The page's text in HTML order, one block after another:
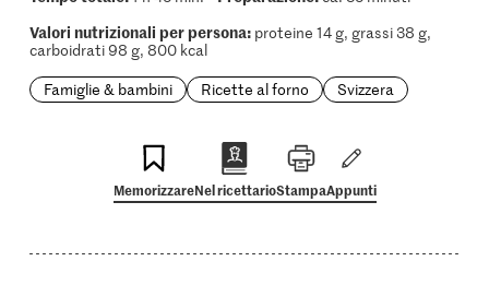
Valori nutrizionali per persona:proteine 14 g, grassi 38 g,
carboidrati 98 g, 800 kcal
Famiglie & bambini
Ricette al forno Svizzera
MemorizzareNel ricettarioStampaAppunti